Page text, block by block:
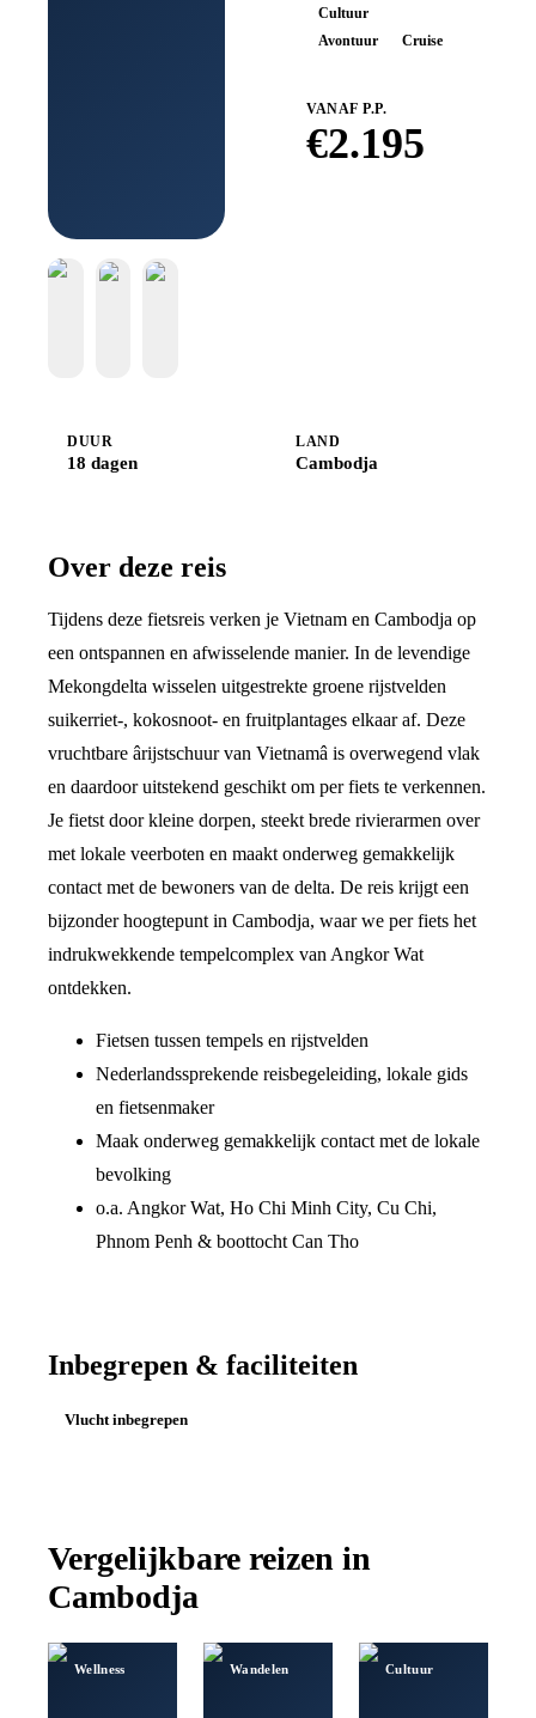
Cultuur
Avontuur
Cruise
VANAF P.P.
€2.195
DUUR
18 dagen
LAND
Cambodja
Over deze reis
Tijdens deze fietsreis verken je Vietnam en Cambodja op
een ontspannen en afwisselende manier. In de levendige
Mekongdelta wisselen uitgestrekte groene rijstvelden
suikerriet-, kokosnoot- en fruitplantages elkaar af. Deze
vruchtbare ârijstschuur van Vietnamâ is overwegend vlak
en daardoor uitstekend geschikt om per fiets te verkennen.
Je fietst door kleine dorpen, steekt brede rivierarmen over
met lokale veerboten en maakt onderweg gemakkelijk
contact met de bewoners van de delta. De reis krijgt een
bijzonder hoogtepunt in Cambodja, waar we per fiets het
indrukwekkende tempelcomplex van Angkor Wat
ontdekken.
Fietsen tussen tempels en rijstvelden
Nederlandssprekende reisbegeleiding, lokale gids
en fietsenmaker
Maak onderweg gemakkelijk contact met de lokale
bevolking
o.a. Angkor Wat, Ho Chi Minh City, Cu Chi,
Phnom Penh & boottocht Can Tho
Inbegrepen & faciliteiten
Vlucht inbegrepen
Vergelijkbare reizen in
Cambodja
Wellness Wandelen Cultuur